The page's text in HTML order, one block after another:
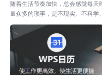
随着生活节奏加快，总会感觉每
量众多的琐事，是不现实、不科学
线了小程序【WPS日历】，希望
时间。同时，相对于其他日历应用